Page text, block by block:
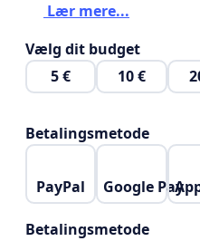
Lær mere...
Vælg dit budget
5 €
10 €
Betalingsmetode
PayPal Google Pay
Betalingsmetode